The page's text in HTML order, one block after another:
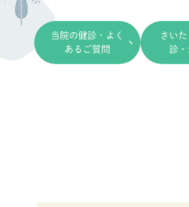
当院の健診・よく
あるご質問
さい
診